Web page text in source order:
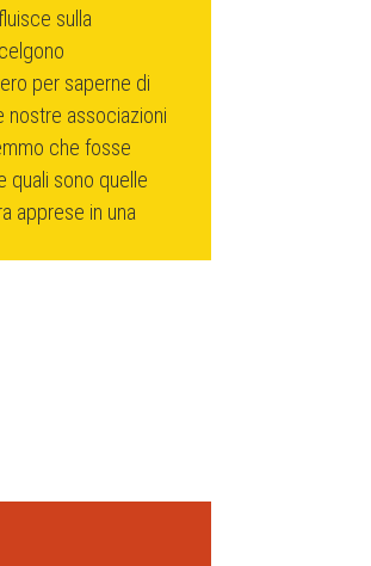
sulla
per saperne di
nostre associazioni
che fosse
quali sono quelle
apprese in una